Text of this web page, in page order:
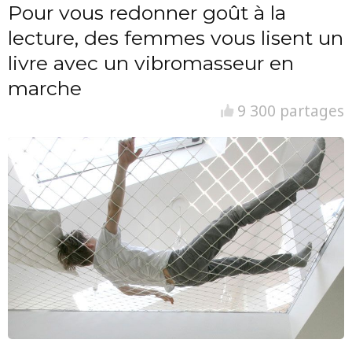
Pour vous redonner goût à la
lecture, des femmes vous lisent un
livre avec un vibromasseur en
marche
9 300 partages